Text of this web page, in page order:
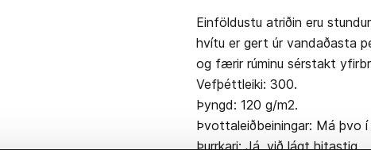
Einföldustu atriðin eru
hvítu er gert úr vandaðasta
og færir rúminu sérstakt
Vefþéttleiki: 300.
Þyngd: 120 g/m2.
Þvottaleiðbeiningar: Má þvo
Þurrkari: Já, við lágt hitastig.